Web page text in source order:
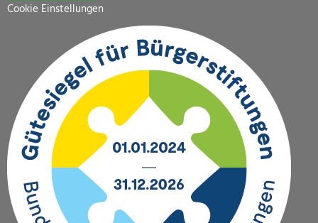
Cookie Einstellungen